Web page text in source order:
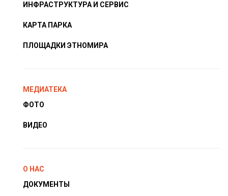
ИНФРАСТРУКТУРА И СЕРВИС
КАРТА ПАРКА
ПЛОЩАДКИ ЭТНОМИРА
МЕДИАТЕКА
ФОТО
ВИДЕО
О НАС
ДОКУМЕНТЫ